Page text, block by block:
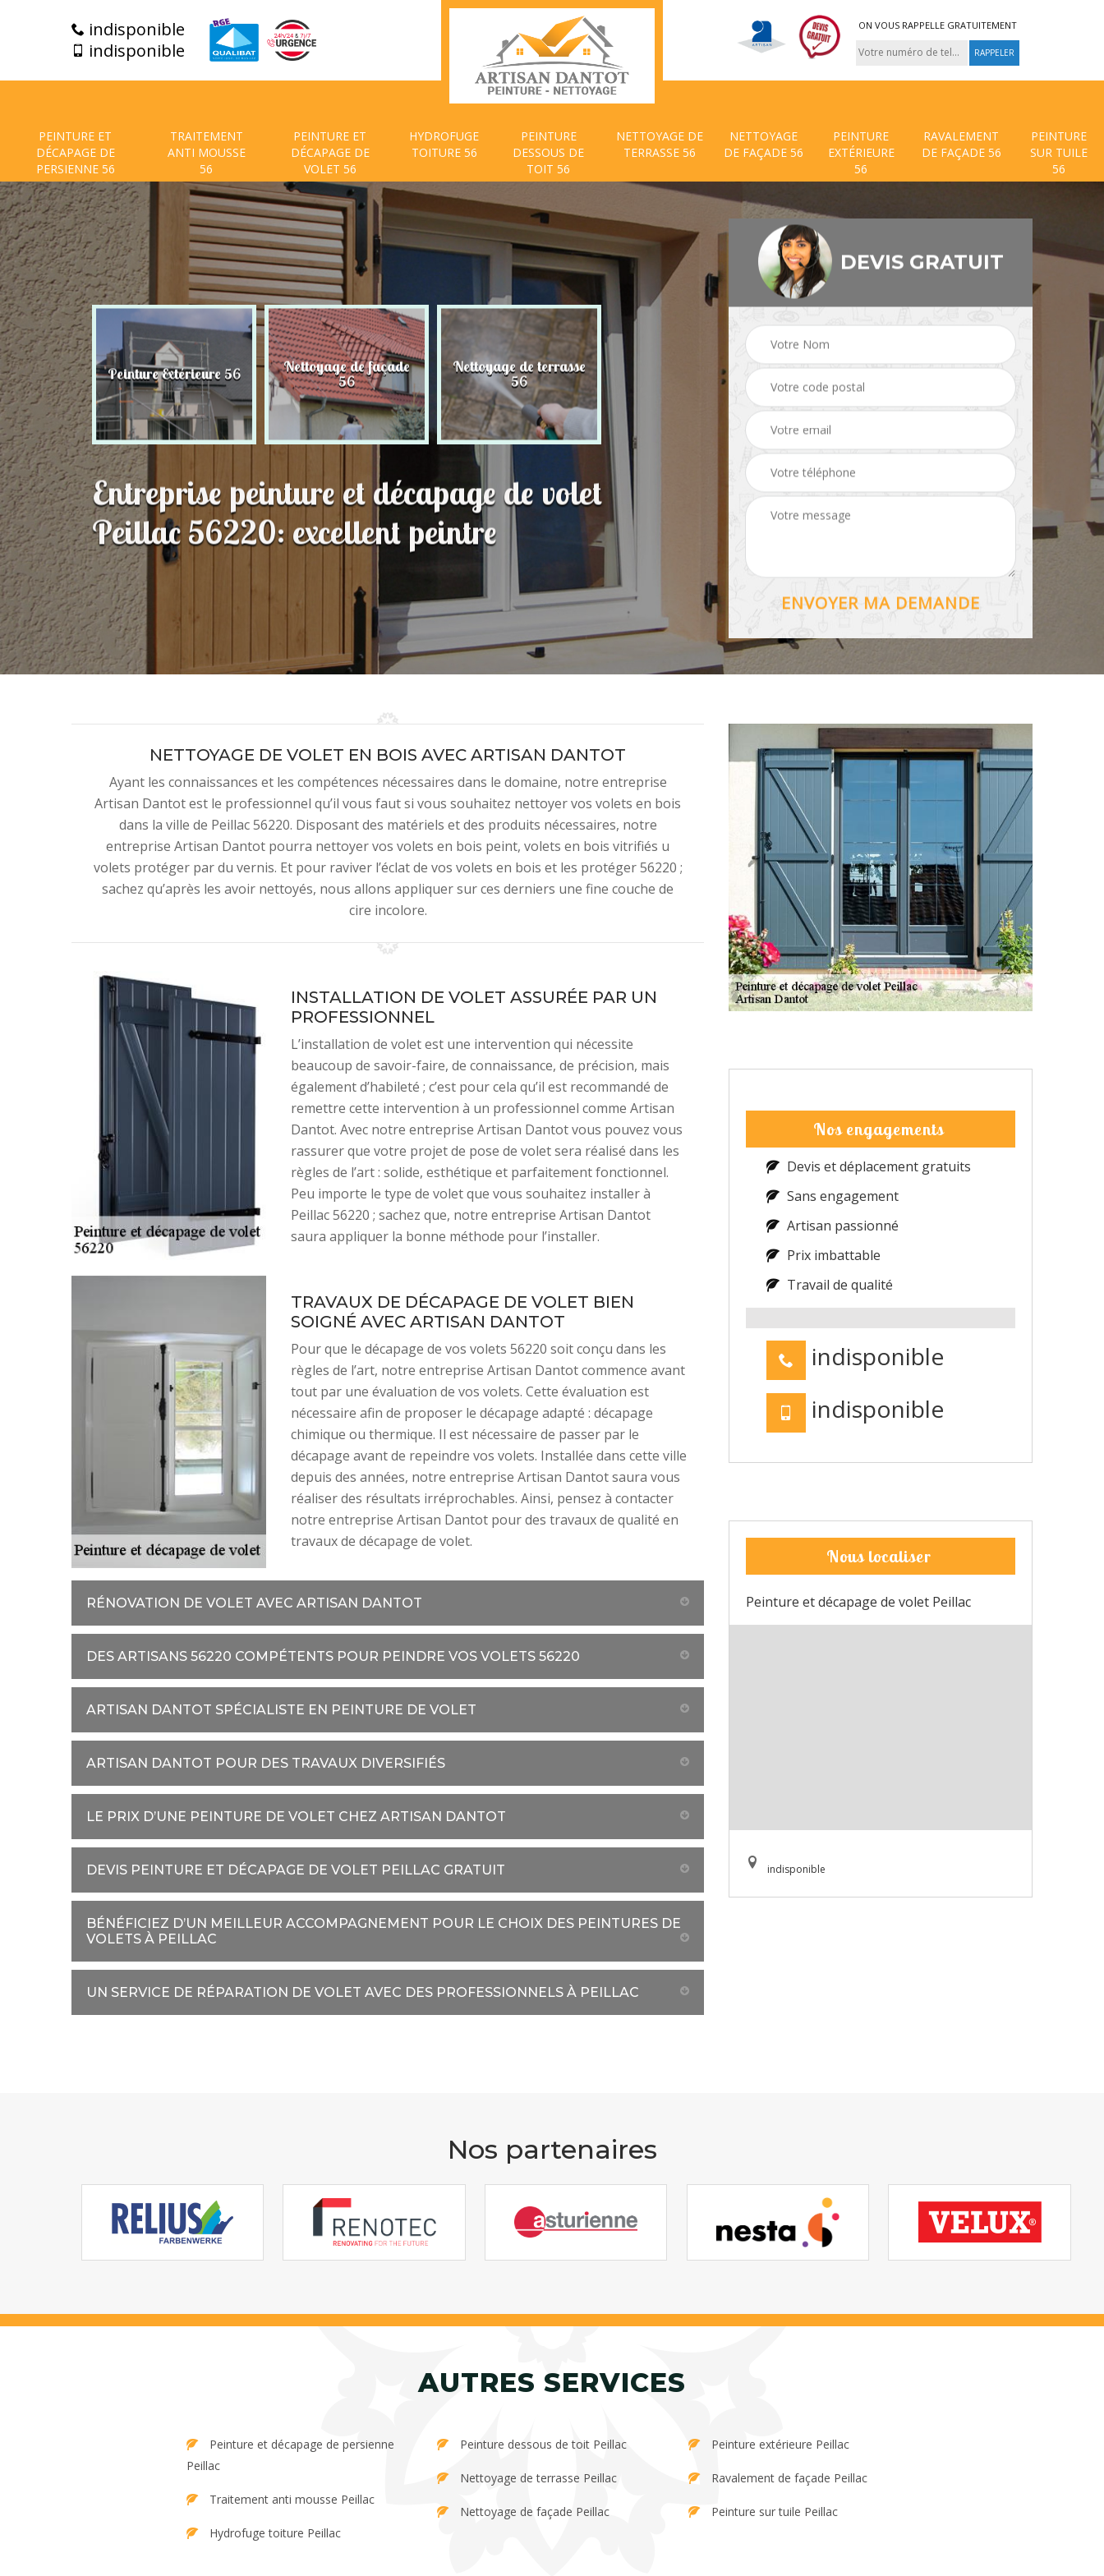
indisponible
indisponible
ON VOUS RAPPELLE GRATUITEMENT
PEINTURE ET
DÉCAPAGE DE
PERSIENNE 56
TRAITEMENT
ANTI MOUSSE
56
PEINTURE ET
DÉCAPAGE DE
VOLET 56
HYDROFUGE
TOITURE 56
PEINTURE
DESSOUS DE
TOIT 56
NETTOYAGE DE
TERRASSE 56
NETTOYAGE
DE FAÇADE 56
PEINTURE
EXTÉRIEURE
56
RAVALEMENT
DE FAÇADE 56
PEINTURE
SUR TUILE
56
Extérieure 56 Nettoyage de façade
56
Nettoyage de terrasse Peinture dessous de
toit 56 Hydrofuge toiture 56 Traitement anti mousse Peinture et
de
Entreprise peinture et décapage de volet
Peillac 56220: excellent peintre
DEVIS GRATUIT
NETTOYAGE DE VOLET EN BOIS AVEC ARTISAN DANTOT
Ayant les connaissances et les compétences nécessaires dans le domaine, notre entreprise
Artisan Dantot est le professionnel qu’il vous faut si vous souhaitez nettoyer vos volets en bois
dans la ville de Peillac 56220. Disposant des matériels et des produits nécessaires, notre
entreprise Artisan Dantot pourra nettoyer vos volets en bois peint, volets en bois vitrifiés u
volets protéger par du vernis. Et pour raviver l’éclat de vos volets en bois et les protéger 56220 ;
sachez qu’après les avoir nettoyés, nous allons appliquer sur ces derniers une fine couche de
cire incolore.
INSTALLATION DE VOLET ASSURÉE PAR UN
PROFESSIONNEL
L’installation de volet est une intervention qui nécessite
beaucoup de savoir-faire, de connaissance, de précision, mais
également d’habileté ; c’est pour cela qu’il est recommandé de
remettre cette intervention à un professionnel comme Artisan
Dantot. Avec notre entreprise Artisan Dantot vous pouvez vous
rassurer que votre projet de pose de volet sera réalisé dans les
règles de l’art : solide, esthétique et parfaitement fonctionnel.
Peu importe le type de volet que vous souhaitez installer à
Peillac 56220 ; sachez que, notre entreprise Artisan Dantot
saura appliquer la bonne méthode pour l’installer.
TRAVAUX DE DÉCAPAGE DE VOLET BIEN
SOIGNÉ AVEC ARTISAN DANTOT
Pour que le décapage de vos volets 56220 soit conçu dans les
règles de l’art, notre entreprise Artisan Dantot commence avant
tout par une évaluation de vos volets. Cette évaluation est
nécessaire afin de proposer le décapage adapté : décapage
chimique ou thermique. Il est nécessaire de passer par le
décapage avant de repeindre vos volets. Installée dans cette ville
depuis des années, notre entreprise Artisan Dantot saura vous
réaliser des résultats irréprochables. Ainsi, pensez à contacter
notre entreprise Artisan Dantot pour des travaux de qualité en
travaux de décapage de volet.
RÉNOVATION DE VOLET AVEC ARTISAN DANTOT
DES ARTISANS 56220 COMPÉTENTS POUR PEINDRE VOS VOLETS 56220
ARTISAN DANTOT SPÉCIALISTE EN PEINTURE DE VOLET
ARTISAN DANTOT POUR DES TRAVAUX DIVERSIFIÉS
LE PRIX D’UNE PEINTURE DE VOLET CHEZ ARTISAN DANTOT
DEVIS PEINTURE ET DÉCAPAGE DE VOLET PEILLAC GRATUIT
BÉNÉFICIEZ D’UN MEILLEUR ACCOMPAGNEMENT POUR LE CHOIX DES PEINTURES DE
VOLETS À PEILLAC
UN SERVICE DE RÉPARATION DE VOLET AVEC DES PROFESSIONNELS À PEILLAC
Nos engagements
Devis et déplacement gratuits
Sans engagement
Artisan passionné
Prix imbattable
Travail de qualité
indisponible
indisponible
Nous localiser
Peinture et décapage de volet Peillac
indisponible
Nos partenaires
AUTRES SERVICES
Peillac
Traitement anti mousse Peillac
Hydrofuge toiture Peillac
Peinture dessous de toit Peillac
Nettoyage de terrasse Peillac
Nettoyage de façade Peillac
Peinture extérieure Peillac
Ravalement de façade Peillac
Peinture sur tuile Peillac